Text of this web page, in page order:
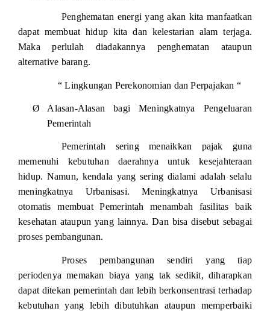
Penghematan energi yang akan kita manfaatkan
dapat membuat hidup kita dan kelestarian alam terjaga.
Maka perlulah diadakannya penghematan ataupun
alternative barang.
“ Lingkungan Perekonomian dan Perpajakan “
Ø
Alasan-Alasan bagi Meningkatnya Pengeluaran
Pemerintah
Pemerintah sering menaikkan pajak guna
memenuhi kebutuhan daerahnya untuk kesejahteraan
hidup. Namun, kendala yang sering dialami adalah selalu
meningkatnya Urbanisasi. Meningkatnya Urbanisasi
otomatis membuat Pemerintah menambah fasilitas baik
kesehatan ataupun yang lainnya. Dan bisa disebut sebagai
proses pembangunan.
Proses pembangunan sendiri yang tiap
periodenya memakan biaya yang tak sedikit, diharapkan
dapat ditekan pemerintah dan lebih berkonsentrasi terhadap
kebutuhan yang lebih dibutuhkan ataupun memperbaiki